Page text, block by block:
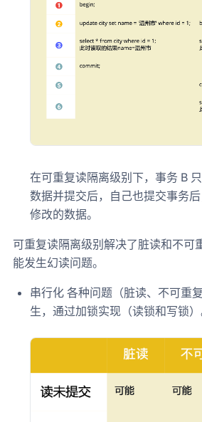
在可重复读隔离级别下，事务 B
数据并提交后，自己也提交事务
修改的数据。
可重复读隔离级别解决了脏读和不可
能发生幻读问题。
串行化 各种问题（脏读、不可重
生，通过加锁实现（读锁和写锁）